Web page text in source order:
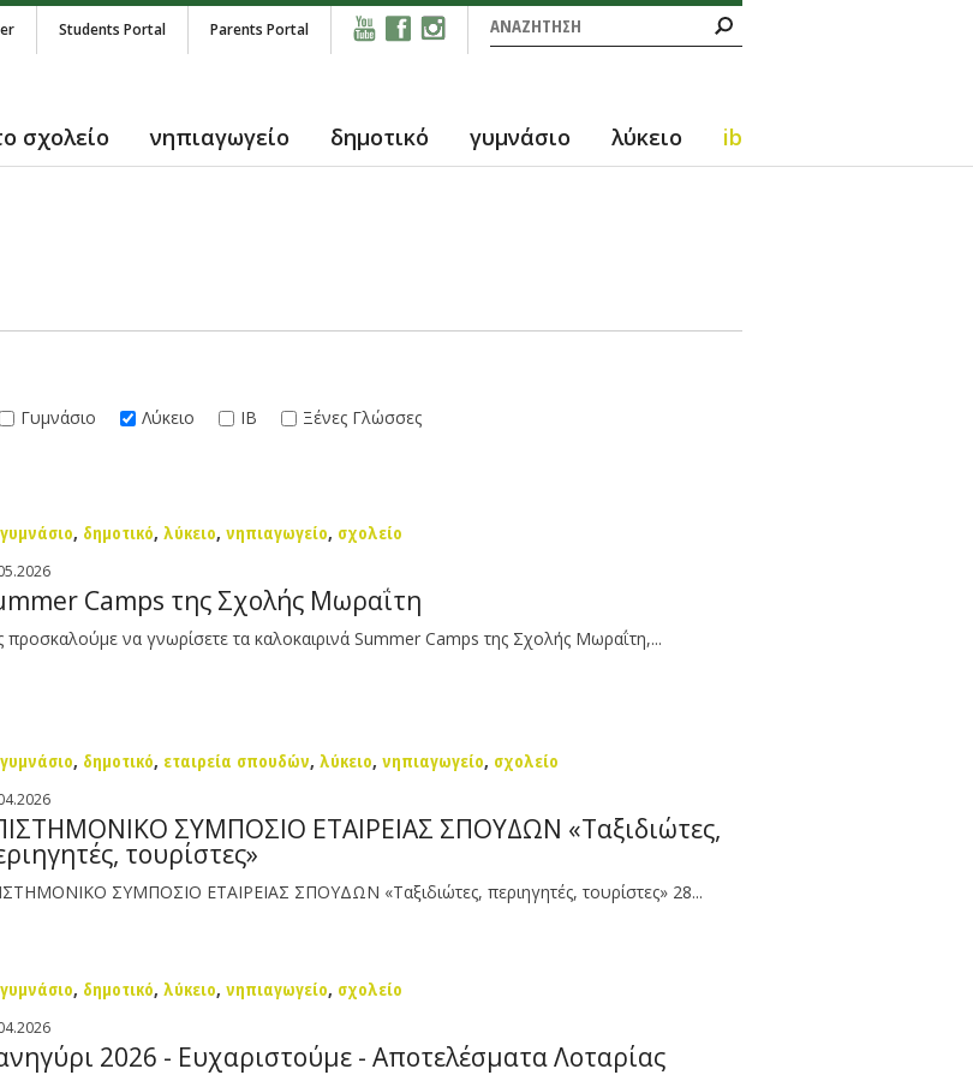
Φόρμα αναζήτησης
Αναζήτηση
Students Portal Parents Portal
σχολείο νηπιαγωγείο δημοτικό γυμνάσιο λύκειο ib
Γυμνάσιο Λύκειο IB Ξένες Γλώσσες
γυμνάσιο, δημοτικό, λύκειο, νηπιαγωγείο, σχολείο
Camps της Σχολής Μωραΐτη
προσκαλούμε να γνωρίσετε τα καλοκαιρινά Summer Camps της Σχολής Μωραΐτη,...
γυμνάσιο, δημοτικό, εταιρεία σπουδών, λύκειο, νηπιαγωγείο, σχολείο
ΣΥΜΠΟΣΙΟ ΕΤΑΙΡΕΙΑΣ ΣΠΟΥΔΩΝ «Ταξιδιώτες,
τουρίστες»
ΣΥΜΠΟΣΙΟ ΕΤΑΙΡΕΙΑΣ ΣΠΟΥΔΩΝ «Ταξιδιώτες, περιηγητές, τουρίστες» 28...
γυμνάσιο, δημοτικό, λύκειο, νηπιαγωγείο, σχολείο
2026 - Ευχαριστούμε - Αποτελέσματα Λοταρίας